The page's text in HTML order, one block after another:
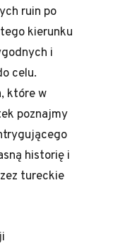
ruin po
kierunku
i
celu.
które w
poznajmy
historię i
tureckie